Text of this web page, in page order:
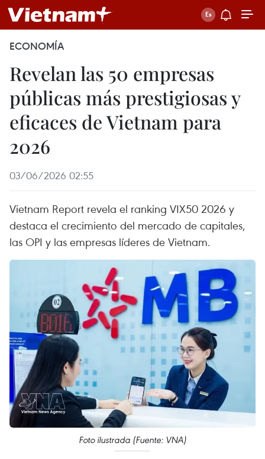
ECONOMÍA
Revelan las 50 empresas
públicas más prestigiosas y
eficaces de Vietnam para
2026
03/06/2026 02:55
Vietnam Report revela el ranking VIX50 2026 y
destaca el crecimiento del mercado de capitales,
las OPI y las empresas líderes de Vietnam.
Foto ilustrada (Fuente: VNA)